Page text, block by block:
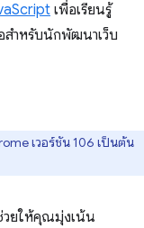
เพื่อเรียนรู้
สำหรับนักพัฒนาเว็บ
เวอร์ชัน 106 เป็นต้น
วยให้คุณมุ่งเน้น